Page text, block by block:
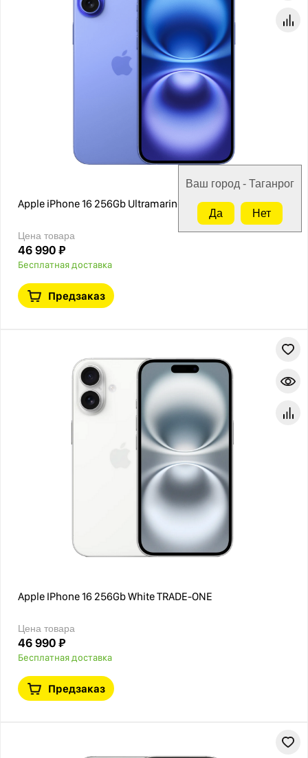
Apple iPhone 16 256Gb Ultramarine TRADE-ONE
Цена товара
46 990 ₽
Бесплатная доставка
Предзаказ
Apple IPhone 16 256Gb White TRADE-ONE
Цена товара
46 990 ₽
Бесплатная доставка
Предзаказ
Ваш город - Таганрог
Да Нет